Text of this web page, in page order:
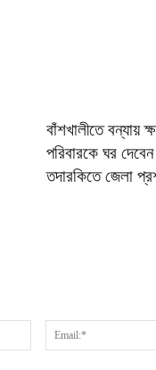
বাঁশখালীতে বন্যায়
পরিবারকে ঘর দেবেন
তদারকিতে জেলা
Name:*